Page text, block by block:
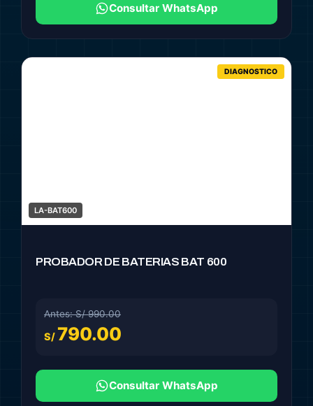
Consultar WhatsApp
DIAGNOSTICO
LA-BAT600
PROBADOR DE BATERIAS BAT 600
Antes: S/ 990.00
S/790.00
Consultar WhatsApp